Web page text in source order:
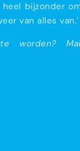
bijzonder
van alles van.’
worden?